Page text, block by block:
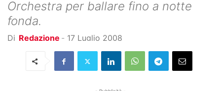
Orchestra per ballare fino a notte
fonda.
Di Redazione - 17 Luglio 2008